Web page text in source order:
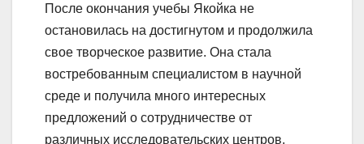
После окончания учебы Якойка не
остановилась на достигнутом и продолжила
свое творческое развитие. Она стала
востребованным специалистом в научной
среде и получила много интересных
предложений о сотрудничестве от
различных исследовательских центров.